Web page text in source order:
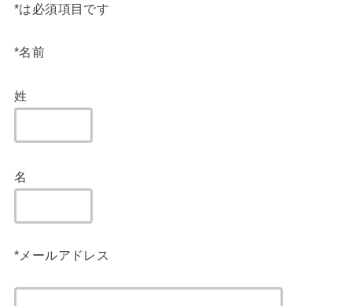
*は必須項目です
*名前
姓
名
*メールアドレス